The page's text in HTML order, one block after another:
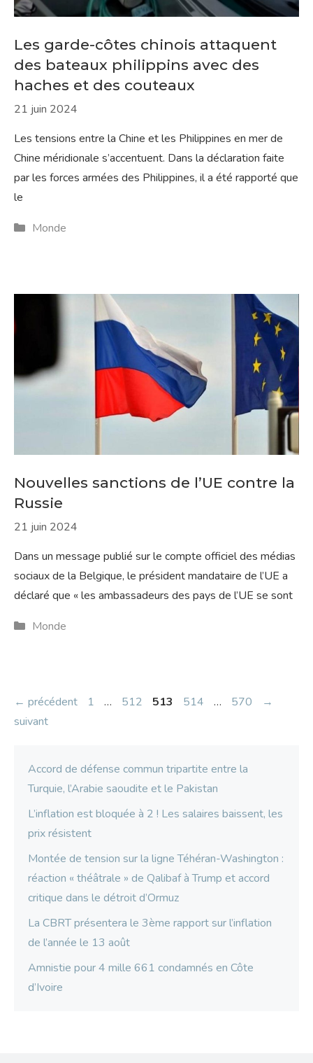
Les garde-côtes chinois attaquent
des bateaux philippins avec des
haches et des couteaux
21 juin 2024
Les tensions entre la Chine et les Philippines en mer de
Chine méridionale s’accentuent. Dans la déclaration faite
par les forces armées des Philippines, il a été rapporté que
le
Catégories
Monde
Nouvelles sanctions de l’UE contre la
Russie
21 juin 2024
Dans un message publié sur le compte officiel des médias
sociaux de la Belgique, le président mandataire de l’UE a
déclaré que « les ambassadeurs des pays de l’UE se sont
Catégories
Monde
← précédent Page
1 … Page
512 Page
513 Page
514 … Page
570
→
suivant
Accord de défense commun tripartite entre la
Turquie, l’Arabie saoudite et le Pakistan
L’inflation est bloquée à 2 ! Les salaires baissent, les
prix résistent
Montée de tension sur la ligne Téhéran-Washington :
réaction « théâtrale » de Qalibaf à Trump et accord
critique dans le détroit d’Ormuz
La CBRT présentera le 3ème rapport sur l’inflation
de l’année le 13 août
Amnistie pour 4 mille 661 condamnés en Côte
d’Ivoire